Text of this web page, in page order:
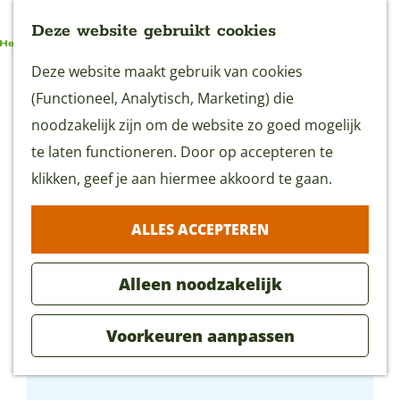
Deze website gebruikt cookies
Deze website maakt gebruik van cookies
(Functioneel, Analytisch, Marketing) die
noodzakelijk zijn om de website zo goed mogelijk
te laten functioneren. Door op accepteren te
klikken, geef je aan hiermee akkoord te gaan.
ALLES ACCEPTEREN
Alleen noodzakelijk
Voorkeuren aanpassen
Buro Fudge | Woerden